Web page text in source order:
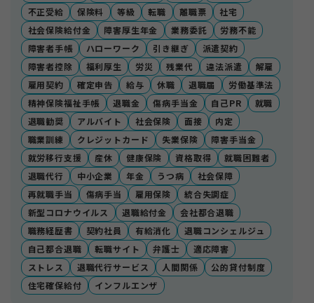
不正受給
保険料 等級 転職 離職票
社宅
社会保険給付金
障害厚生年金 業務委託
労務不能
障害者手帳
ハローワーク 引き継ぎ
派遣契約
障害者控除
福利厚生 労災 残業代 違法派遣
解雇
雇用契約
確定申告 給与 休職 退職届
労働基準法
精神保険福祉手帳
退職金 傷病手当金 自己PR
就職
退職勧奨
アルバイト 社会保険 面接
内定
職業訓練
クレジットカード 失業保険
障害手当金
就労移行支援
産休 健康保険 資格取得
就職困難者
退職代行
中小企業 年金 うつ病
社会保障
再就職手当
傷病手当 雇用保険
統合失調症
新型コロナウイルス
退職給付金
会社都合退職
職務経歴書
契約社員 有給消化
退職コンシェルジュ
自己都合退職
転職サイト 弁護士
適応障害
ストレス
退職代行サービス 人間関係
公的貸付制度
住宅確保給付
インフルエンザ